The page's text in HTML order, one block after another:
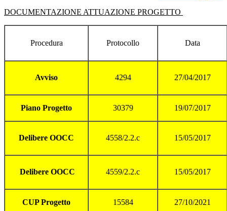
DOCUMENTAZIONE ATTUAZIONE PROGETTO
Procedura Protocollo Data
Avviso 4294 27/04/2017
Piano Progetto 30379 19/07/2017
Delibere OOCC 4558/2.2.c 15/05/2017
Delibere OOCC 4559/2.2.c 15/05/2017
CUP Progetto 15584 27/10/2021